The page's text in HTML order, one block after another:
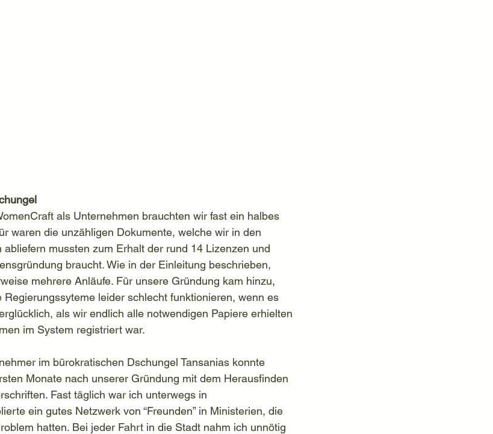
als Unternehmen brauchten wir fast ein halbes
waren die unzähligen Dokumente, welche wir in den
mussten zum Erhalt der rund 14 Lizenzen und
braucht. Wie in der Einleitung beschrieben,
mehrere Anläufe. Für unsere Gründung kam hinzu,
leider schlecht funktionieren, wenn es
als wir endlich alle notwendigen Papiere erhielten
im System registriert war.
im bürokratischen Dschungel Tansanias konnte
Monate nach unserer Gründung mit dem Herausfinden
Fast täglich war ich unterwegs in
ein gutes Netzwerk von “Freunden” in Ministerien, die
hatten. Bei jeder Fahrt in die Stadt nahm ich unnötig